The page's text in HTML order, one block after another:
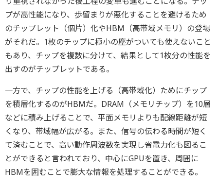
プが高性能になり、歩留まりが悪化することを避けるため
のチップレット（個片）化やHBM（高帯域メモリ）の登場
がそれだ。1枚のチップに極小の塵がついても使えないこと
もあり、チップを複数に分けて、結果として1枚分の性能を
出すのがチップレットである。
一方で、チップの性能を上げる（高帯域化）ためにチップ
を積層化するのがHBMだ。DRAM（メモリチップ）を10層
などに積み上げることで、平面メモリよりも配線距離が短
くなり、帯域幅が広がる。また、信号の伝わる時間が短く
て済むことで、高い動作周波数を実現し省電力化も図るこ
とができると言われており、中心にGPUを置き、周囲に
HBMを囲むことで膨大な情報を処理することができる。